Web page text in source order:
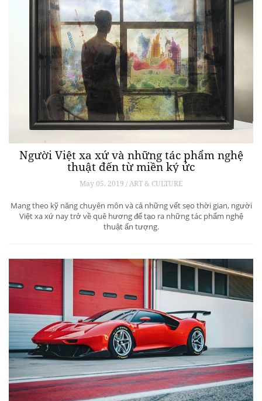
Người Việt xa xứ và những tác phẩm nghệ
thuật đến từ miền ký ức
May 05, 2019 / ART & CULTURE
Mang theo kỹ năng chuyên môn và cả những vết sẹo thời gian, người
Việt xa xứ nay trở về quê hương để tạo ra những tác phẩm nghệ
thuật ấn tượng.